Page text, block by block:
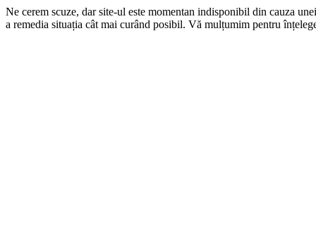
Ne cerem scuze, dar site-ul este momentan indisponibil din cauza
a remedia situația cât mai curând posibil. Vă mulțumim pentru